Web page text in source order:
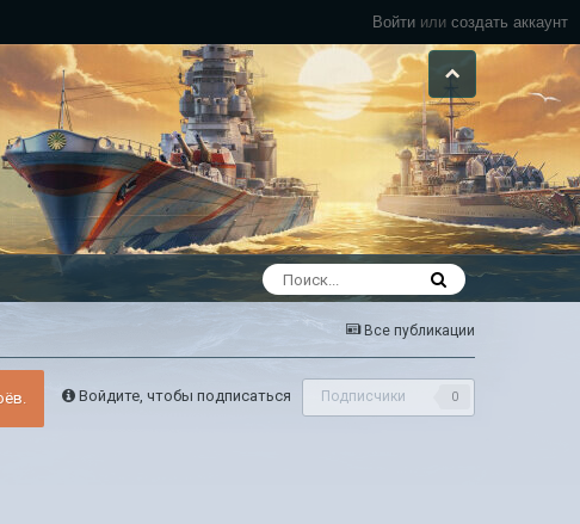
Войти или создать аккаунт
Все публикации
Войдите, чтобы подписаться Подписчики 0